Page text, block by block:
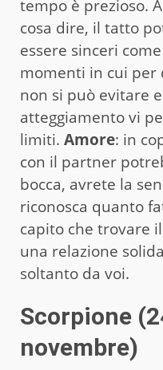
tempo è prezioso.
cosa dire, il tatto
essere sinceri
momenti in cui per
non si può evitare
atteggiamento vi
limiti. Amore: in
con il partner
bocca, avrete la
riconosca quanto
capito che trovare
una relazione
soltanto da voi.
Scorpione
novembre)